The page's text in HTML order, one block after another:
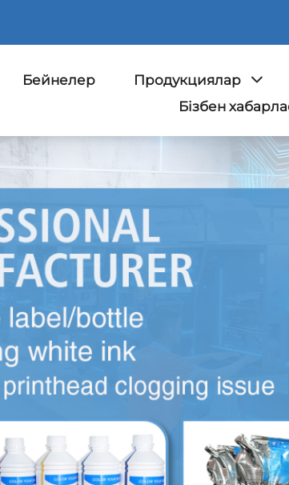
Бейнелер Продукциялар
Бізбен